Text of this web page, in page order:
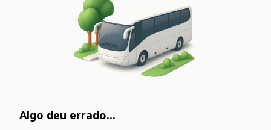
Algo deu errado...